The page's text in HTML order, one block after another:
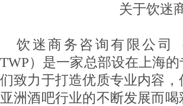
关于饮迷
饮迷商务咨询有限公司
TWP）是一家总部设在上海
们致力于打造优质专业内容
亚洲酒吧行业的不断发展而